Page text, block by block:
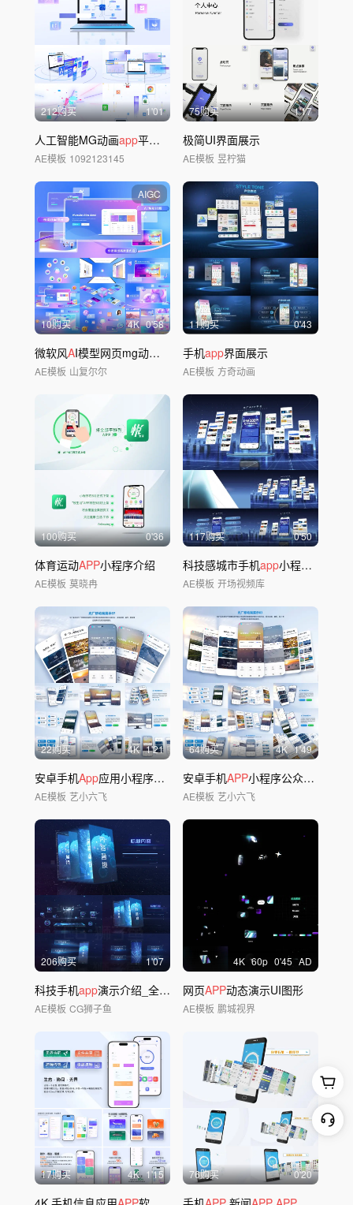
212购买 1'01
人工智能MG动画app平台介绍
AE模板 1092123145
75购买 1'17
极简UI界面展示
AE模板 昱柠猫
AIGC
10购买 4K 0'58
微软风AI模型网页mg动画（纯 AE制作）
AE模板 山复尔尔
11购买 0'43
手机app界面展示
AE模板 方奇动画
100购买 0'36
体育运动APP小程序介绍
AE模板 莫晓冉
117购买 0'50
科技感城市手机app小程序展示
AE模板 开场视频库
22购买 4K 1'21
安卓手机App应用小程序公众号界面包装
AE模板 艺小六飞
64购买 4K 1'49
安卓手机APP小程序公众号页面展示
AE模板 艺小六飞
206购买 1'07
科技手机app演示介绍_全部可修改
AE模板 CG狮子鱼
4K 60p 0'45 AD
网页APP动态演示UI图形
AE模板 鹏城视界
17购买 4K 1'15 76购买 0'20